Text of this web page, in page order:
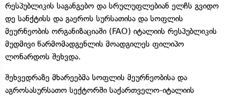
რესპუბლიკის საგანგებო და სრულუფლებიან ელჩს გვიდო
დე სანქტისს და გაეროს სურსათისა და სოფლის
მეურნეობის ორგანიზაციაში (FAO) იტალიის რესპუბლიკის
მუდმივი წარმომადგენლის მოადგილეს ფილიპო
ლონარდოს შეხვდა.
შეხვედრაზე მხარეებმა სოფლის მეურნეობისა და
აგროსასურსათო სექტორში საქართველო-იტალიის